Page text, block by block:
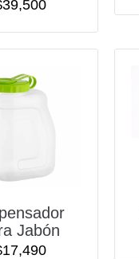
39,500
Jabón
17,490